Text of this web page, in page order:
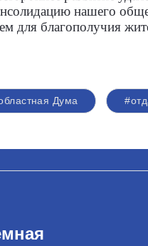
нашего
для благополучия
Дума